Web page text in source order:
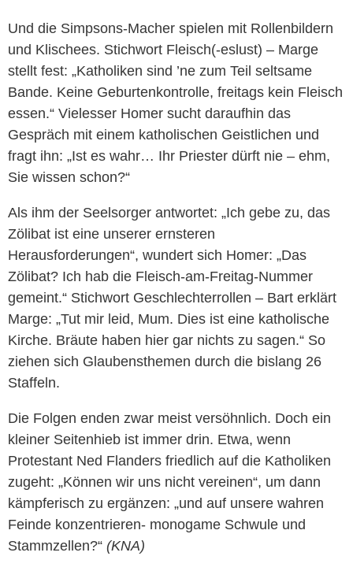
Und die Simpsons-Macher spielen mit Rollenbildern
und Klischees. Stichwort Fleisch(-eslust) – Marge
stellt fest: „Katholiken sind ’ne zum Teil seltsame
Bande. Keine Geburtenkontrolle, freitags kein Fleisch
essen.“ Vielesser Homer sucht daraufhin das
Gespräch mit einem katholischen Geistlichen und
fragt ihn: „Ist es wahr… Ihr Priester dürft nie – ehm,
Sie wissen schon?“
Als ihm der Seelsorger antwortet: „Ich gebe zu, das
Zölibat ist eine unserer ernsteren
Herausforderungen“, wundert sich Homer: „Das
Zölibat? Ich hab die Fleisch-am-Freitag-Nummer
gemeint.“ Stichwort Geschlechterrollen – Bart erklärt
Marge: „Tut mir leid, Mum. Dies ist eine katholische
Kirche. Bräute haben hier gar nichts zu sagen.“ So
ziehen sich Glaubensthemen durch die bislang 26
Staffeln.
Die Folgen enden zwar meist versöhnlich. Doch ein
kleiner Seitenhieb ist immer drin. Etwa, wenn
Protestant Ned Flanders friedlich auf die Katholiken
zugeht: „Können wir uns nicht vereinen“, um dann
kämpferisch zu ergänzen: „und auf unsere wahren
Feinde konzentrieren- monogame Schwule und
Stammzellen?“ (KNA)